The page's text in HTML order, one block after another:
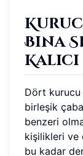
Bina
Dört kurucu
birleşik
benzeri
kişilikleri ve
bu kadar